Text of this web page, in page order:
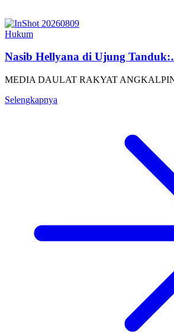
Hukum
Nasib Hellyana di Ujung
MEDIA DAULAT RAKYAT
Selengkapnya